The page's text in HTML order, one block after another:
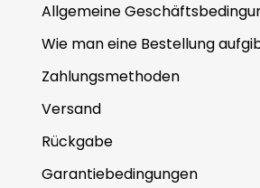
Allgemeine
Wie man eine Bestellung
Zahlungsmethoden
Versand
Rückgabe
Garantiebedingungen